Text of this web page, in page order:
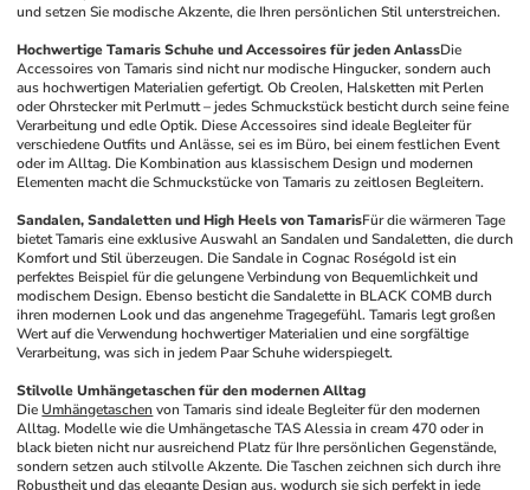
und setzen Sie modische Akzente, die Ihren persönlichen Stil unterstreichen.
Hochwertige Tamaris Schuhe und Accessoires für jeden AnlassDie
Accessoires von Tamaris sind nicht nur modische Hingucker, sondern auch
aus hochwertigen Materialien gefertigt. Ob Creolen, Halsketten mit Perlen
oder Ohrstecker mit Perlmutt – jedes Schmuckstück besticht durch seine feine
Verarbeitung und edle Optik. Diese Accessoires sind ideale Begleiter für
verschiedene Outfits und Anlässe, sei es im Büro, bei einem festlichen Event
oder im Alltag. Die Kombination aus klassischem Design und modernen
Elementen macht die Schmuckstücke von Tamaris zu zeitlosen Begleitern.
Sandalen, Sandaletten und High Heels von TamarisFür die wärmeren Tage
bietet Tamaris eine exklusive Auswahl an Sandalen und Sandaletten, die durch
Komfort und Stil überzeugen. Die Sandale in Cognac Roségold ist ein
perfektes Beispiel für die gelungene Verbindung von Bequemlichkeit und
modischem Design. Ebenso besticht die Sandalette in BLACK COMB durch
ihren modernen Look und das angenehme Tragegefühl. Tamaris legt großen
Wert auf die Verwendung hochwertiger Materialien und eine sorgfältige
Verarbeitung, was sich in jedem Paar Schuhe widerspiegelt.
Stilvolle Umhängetaschen für den modernen Alltag
Die Umhängetaschen von Tamaris sind ideale Begleiter für den modernen
Alltag. Modelle wie die Umhängetasche TAS Alessia in cream 470 oder in
black bieten nicht nur ausreichend Platz für Ihre persönlichen Gegenstände,
sondern setzen auch stilvolle Akzente. Die Taschen zeichnen sich durch ihre